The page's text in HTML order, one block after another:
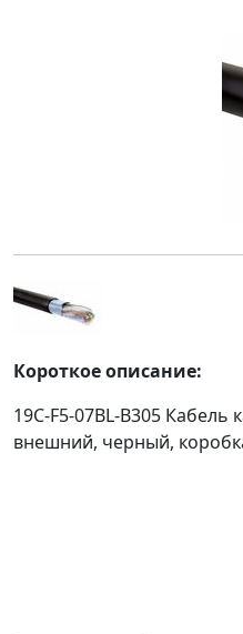
Короткое описание:
19C-F5-07BL-B305 Кабель
внешний, черный,